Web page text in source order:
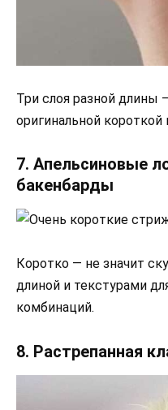
Три слоя разной длины
оригинальной короткой
7. Апельсиновые
бакенбарды
Коротко — не значит
длиной и текстурами
комбинаций.
8. Растрепанная